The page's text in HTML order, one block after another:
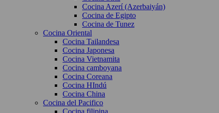
Cocina Azerí (Azerbaiyán)
Cocina de Egipto
Cocina de Tunez
Cocina Oriental
Cocina Tailandesa
Cocina Japonesa
Cocina Vietnamita
Cocina camboyana
Cocina Coreana
Cocina HIndú
Cocina China
Cocina del Pacifico
Cocina filipina